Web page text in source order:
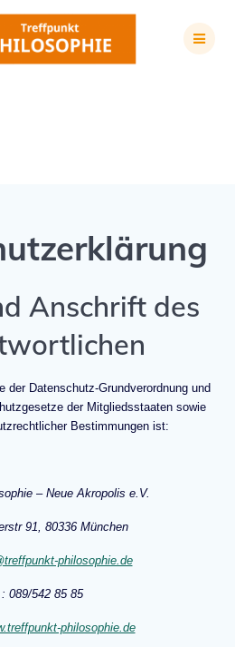
Inhalt
springen
Anschrift des
der Datenschutz-Grundverordnung und
der Mitgliedsstaaten sowie
Bestimmungen ist:
– Neue Akropolis e.V.
91, 80336 München
philosophie.de
089/542 85 85
philosophie.de